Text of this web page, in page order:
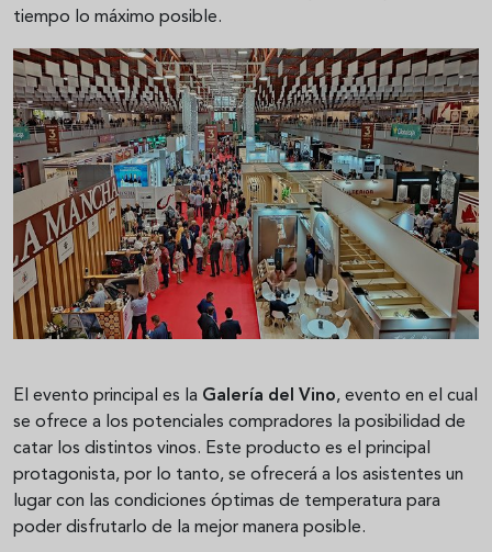
tiempo lo máximo posible.
El evento principal es la Galería del Vino, evento en el cual
se ofrece a los potenciales compradores la posibilidad de
catar los distintos vinos. Este producto es el principal
protagonista, por lo tanto, se ofrecerá a los asistentes un
lugar con las condiciones óptimas de temperatura para
poder disfrutarlo de la mejor manera posible.